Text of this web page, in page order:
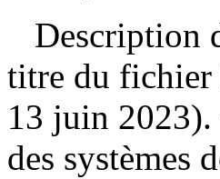
Description
titre du fichier
13 juin
des systèmes